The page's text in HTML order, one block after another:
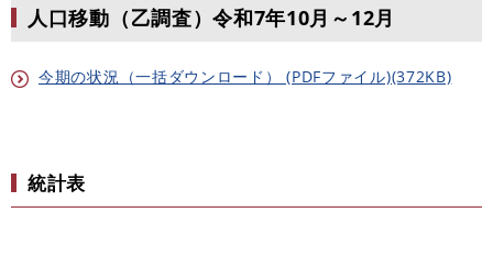
人口移動（乙調査）令和7年10月～12月
今期の状況（一括ダウンロード） (PDFファイル)(372KB)
統計表